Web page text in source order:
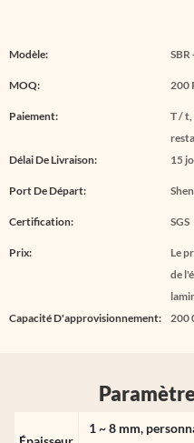
Modèle:
MOQ: 200
Paiement:
T / t,
Délai De Livraison:
15
Port De Départ:
Certification: SGS
Prix:
Le
de
Capacité D'approvisionnement:
200
1 ~ 8 mm,